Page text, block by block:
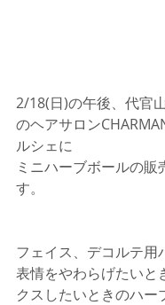
2/18(日)の午後、代官
のヘアサロン
ルシェに
ミニハーブボールの販
す。
フェイス、デコルテ用
表情をやわらげたいと
クスしたいときのハ